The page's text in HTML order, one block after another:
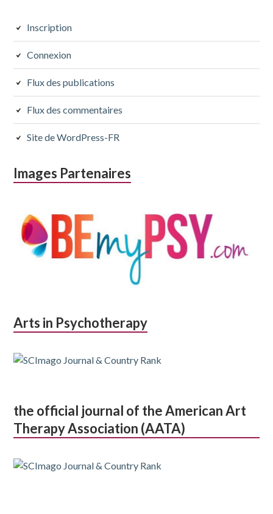
subsidiaire
Inscription
Connexion
Flux des publications
Flux des commentaires
Site de WordPress-FR
Images Partenaires
Arts in Psychotherapy
the official journal of the American Art
Therapy Association (AATA)